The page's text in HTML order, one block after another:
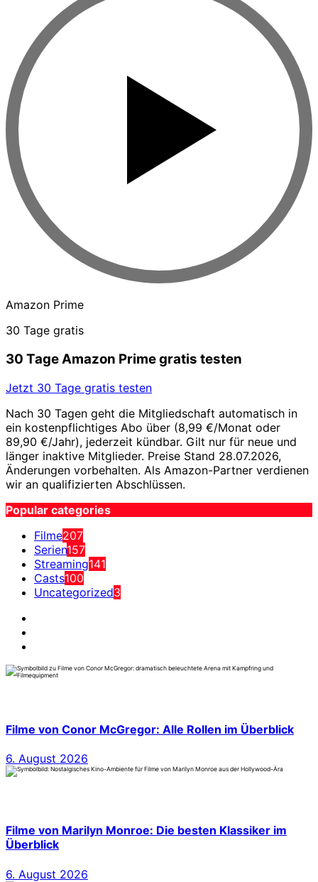
Amazon Prime
30 Tage gratis
30 Tage Amazon Prime gratis testen
Jetzt 30 Tage gratis testen
Nach 30 Tagen geht die Mitgliedschaft automatisch in
ein kostenpflichtiges Abo über (8,99 €/Monat oder
89,90 €/Jahr), jederzeit kündbar. Gilt nur für neue und
länger inaktive Mitglieder. Preise Stand 28.07.2026,
Änderungen vorbehalten. Als Amazon-Partner verdienen
wir an qualifizierten Abschlüssen.
Popular categories
Filme207
Serien157
Streaming141
Casts100
Uncategorized3
Filme von Conor McGregor: Alle Rollen im Überblick
6. August 2026
Filme von Marilyn Monroe: Die besten Klassiker im
Überblick
6. August 2026